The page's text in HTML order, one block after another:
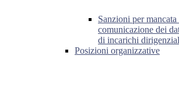
Sanzioni per
comunicazione dei
di incarichi
Posizioni organizzative